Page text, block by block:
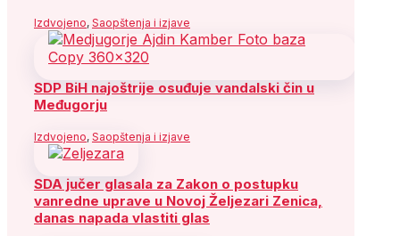
Izdvojeno, Saopštenja i izjave
SDP BiH najoštrije osuđuje vandalski čin u
Međugorju
Izdvojeno, Saopštenja i izjave
SDA jučer glasala za Zakon o postupku
vanredne uprave u Novoj Željezari Zenica,
danas napada vlastiti glas